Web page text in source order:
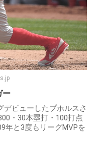
ー
デビューしたプホルスさ
・30本塁打・100打点
年と3度もリーグMVPを